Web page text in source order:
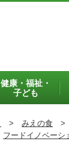
健康・福祉・
子ども
> みえの食 >
フードイノベーシ